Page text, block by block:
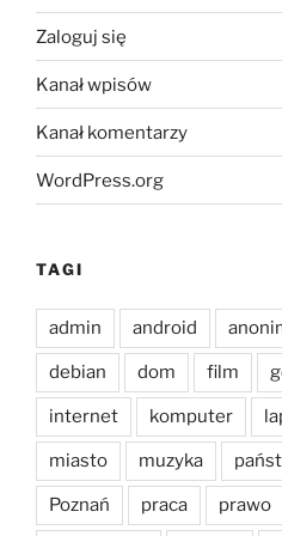
Zaloguj się
Kanał wpisów
Kanał komentarzy
WordPress.org
TAGI
admin android
debian dom film
internet komputer
miasto muzyka
Poznań praca prawo